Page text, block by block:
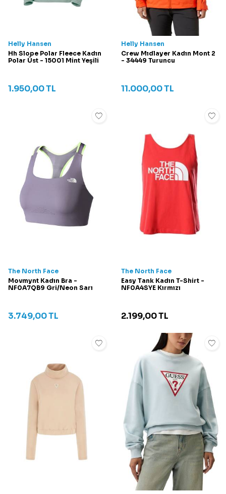
Helly Hansen
Hh Slope Polar Fleece Kadın
Polar Üst - 15001 Mint Yeşili
1.950,00TL
Helly Hansen
Crew Mıdlayer Kadın Mont 2
- 34449 Turuncu
11.000,00TL
The North Face
Movmynt Kadın Bra -
NF0A7QB9 Gri/Neon Sarı
3.749,00TL
The North Face
Easy Tank Kadın T-Shirt -
NF0A4SYE Kırmızı
2.199,00TL